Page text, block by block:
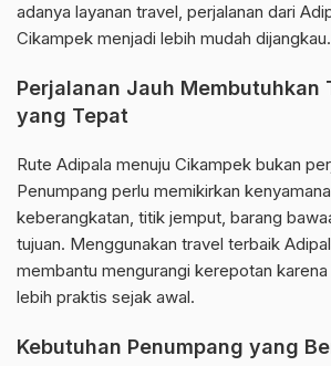
adanya layanan travel, perjalanan dari
Cikampek menjadi lebih mudah dijangkau.
Perjalanan Jauh Membutuhkan
yang Tepat
Rute Adipala menuju Cikampek bukan
Penumpang perlu memikirkan
keberangkatan, titik jemput, barang
tujuan. Menggunakan travel terbaik
membantu mengurangi kerepotan
lebih praktis sejak awal.
Kebutuhan Penumpang yang